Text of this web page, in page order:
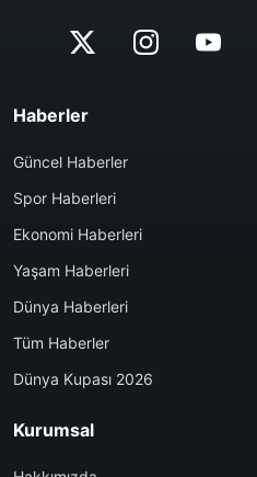
Haberler
Güncel Haberler
Spor Haberleri
Ekonomi Haberleri
Yaşam Haberleri
Dünya Haberleri
Tüm Haberler
Dünya Kupası 2026
Kurumsal